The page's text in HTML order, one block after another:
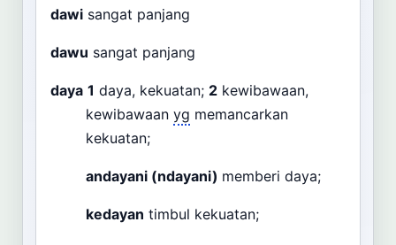
dawi sangat panjang
dawu sangat panjang
daya 1 daya, kekuatan; 2 kewibawaan,
kewibawaan yg memancarkan
kekuatan;
andayani (ndayani) memberi daya;
kedayan timbul kekuatan;